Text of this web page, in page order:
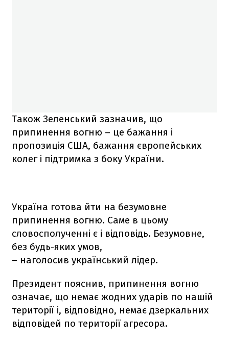
Також Зеленський зазначив, що
припинення вогню – це бажання і
пропозиція США, бажання європейських
колег і підтримка з боку України.
Україна готова йти на безумовне
припинення вогню. Саме в цьому
словосполученні є і відповідь. Безумовне,
без будь-яких умов,
– наголосив український лідер.
Президент пояснив, припинення вогню
означає, що немає жодних ударів по нашій
території і, відповідно, немає дзеркальних
відповідей по території агресора.